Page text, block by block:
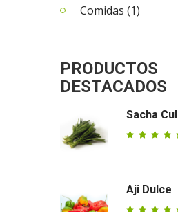
Comidas (1)
PRODUCTOS
DESTACADOS
Sacha
Aji Dulce